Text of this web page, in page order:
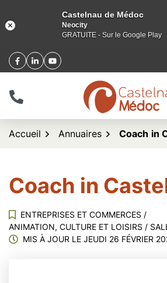
Aller
au
Facebook
(ouverture dans un nouvel onglet)
Linkedin
(ouverture dans un nouvel onglet)
YouTube
(ouverture dans un nouvel
Tél. logo
Accueil Annuaires Coach in
Coach in
ENTREPRISES ET COMMERCES /
ANIMATION, CULTURE ET LOISIRS /
MIS À JOUR LE JEUDI 26 FÉVRIER
Castelnau de Médoc
Neocity
GRATUITE - Sur le Google Play